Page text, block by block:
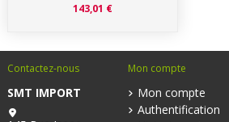
143,01 €
Contactez-nous
SMT IMPORT
Mon compte
Mon compte
Authentification